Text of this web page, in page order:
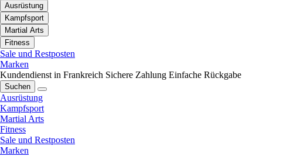
Ausrüstung
Kampfsport
Martial Arts
Fitness
Sale und Restposten
Marken
Kundendienst in Frankreich Sichere Zahlung Einfache Rückgabe
Suchen
Ausrüstung
Kampfsport
Martial Arts
Fitness
Sale und Restposten
Marken